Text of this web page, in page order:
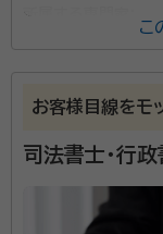
捜査第二課、警察署
の資格を得て退職後
請業務も取り扱ってい
相続は、トラブル
当事務所では、
紛争解決機関）
こ
お客様目線をモ
司法書士・行